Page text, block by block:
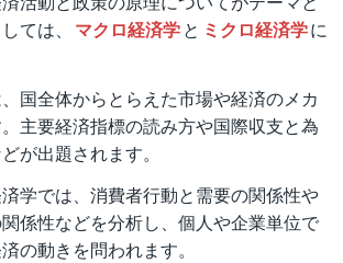
ては、
マクロ経済学と ミクロ経済学に
国全体からとらえた市場や経済のメカ
主要経済指標の読み方や国際収支と為
が出題されます。
学では、消費者行動と需要の関係性や
係性などを分析し、個人や企業単位で
の動きを問われます。